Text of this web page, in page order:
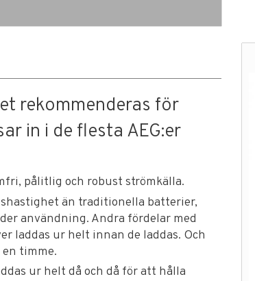
rekommenderas för
in i de flesta AEG:er
pålitlig och robust strömkälla.
än traditionella batterier,
användning. Andra fördelar med
laddas ur helt innan de laddas. Och
en timme.
ur helt då och då för att hålla